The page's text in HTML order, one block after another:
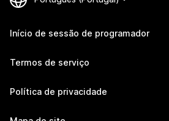
Início de sessão de programador
Termos de serviço
Política de privacidade